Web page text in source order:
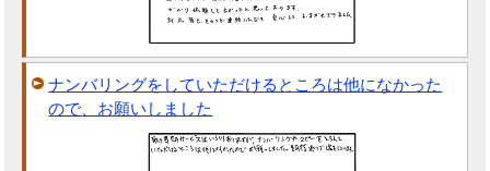
ナンバリングをしていただけるところは他になかった
ので、お願いしました